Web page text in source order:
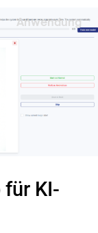
Anwendung
für KI-